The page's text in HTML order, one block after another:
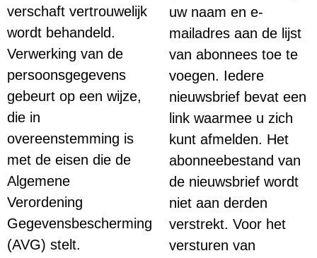
verschaft vertrouwelijk
wordt behandeld.
Verwerking van de
persoonsgegevens
gebeurt op een wijze,
die in
overeenstemming is
met de eisen die de
Algemene
Verordening
Gegevensbescherming
(AVG) stelt.
uw naam en e-
mailadres aan de lijst
van abonnees toe te
voegen. Iedere
nieuwsbrief bevat een
link waarmee u zich
kunt afmelden. Het
abonneebestand van
de nieuwsbrief wordt
niet aan derden
verstrekt. Voor het
versturen van